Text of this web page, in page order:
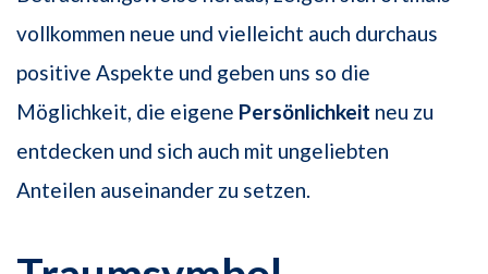
vollkommen neue und vielleicht auch durchaus
positive Aspekte und geben uns so die
Möglichkeit, die eigene Persönlichkeit neu zu
entdecken und sich auch mit ungeliebten
Anteilen auseinander zu setzen.